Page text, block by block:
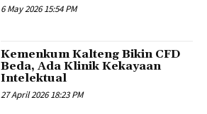
6 May 2026 15:54 PM
Kemenkum Kalteng Bikin CFD
Beda, Ada Klinik Kekayaan
Intelektual
27 April 2026 18:23 PM